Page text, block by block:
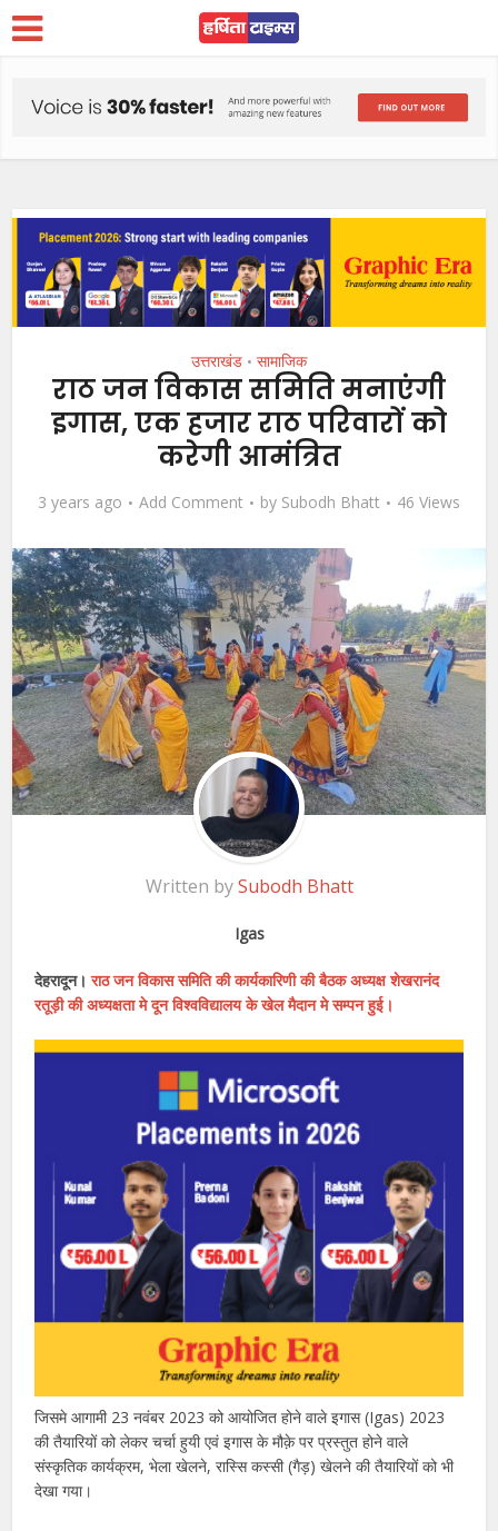
उत्तराखंड • सामाजिक
राठ जन विकास समिति मनाएंगी
इगास, एक हजार राठ परिवारों को
करेगी आमंत्रित
3 years ago Add Comment by Subodh Bhatt 46 Views
Written bySubodh Bhatt
Igas
देहरादून। राठ जन विकास समिति की कार्यकारिणी की बैठक अध्यक्ष शेखरानंद
रतूड़ी की अध्यक्षता मे दून विश्वविद्यालय के खेल मैदान मे सम्पन हुई।
जिसमे आगामी 23 नवंबर 2023 को आयोजित होने वाले इगास (Igas) 2023
की तैयारियों को लेकर चर्चा हुयी एवं इगास के मौक़े पर प्रस्तुत होने वाले
संस्कृतिक कार्यक्रम, भेला खेलने, रास्सि कस्सी (गैड़) खेलने की तैयारियों को भी
देखा गया।